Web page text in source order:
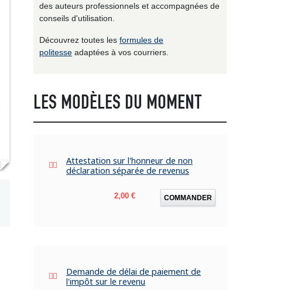
des auteurs professionnels et accompagnées de
conseils d'utilisation.
Découvrez toutes les formules de
politesse adaptées à vos courriers.
LES MODÈLES DU MOMENT
Attestation sur l'honneur de non
déclaration séparée de revenus
Prix
2,00 € COMMANDER
Demande de délai de paiement de
l'impôt sur le revenu